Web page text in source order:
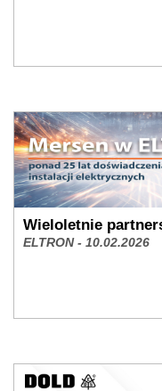
Wieloletnie
ELTRON - 10.02.2026